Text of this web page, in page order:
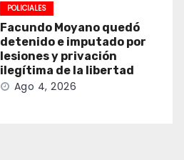
POLICIALES
Facundo Moyano quedó
detenido e imputado por
lesiones y privación
ilegítima de la libertad
Ago 4, 2026